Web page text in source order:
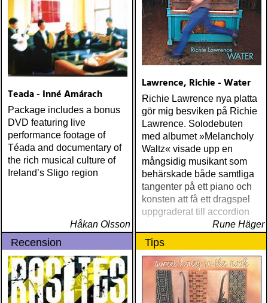
Teada - Inné Amárach
Package includes a bonus
DVD featuring live
performance footage of
Téada and documentary of
the rich musical culture of
Ireland’s Sligo region
Håkan Olsson
Lawrence, Richie - Water
Richie Lawrence nya platta
gör mig besviken på Richie
Lawrence. Solodebuten
med albumet »Melancholy
Waltz« visade upp en
mångsidig musikant som
behärskade både samtliga
tangenter på ett piano och
konsten att få ett dragspel
uppgraderat till accordion
Rune Häger
Recension Tips